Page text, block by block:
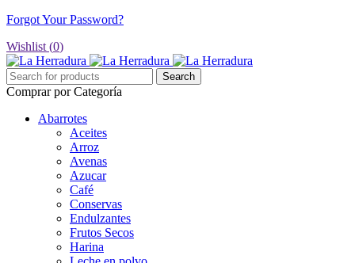
Forgot Your Password?
Wishlist (0)
Comprar por Categoría
Abarrotes
Aceites
Arroz
Avenas
Azucar
Café
Conservas
Endulzantes
Frutos Secos
Harina